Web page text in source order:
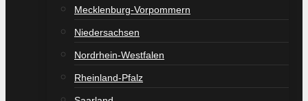
Mecklenburg-Vorpommern
Niedersachsen
Nordrhein-Westfalen
Rheinland-Pfalz